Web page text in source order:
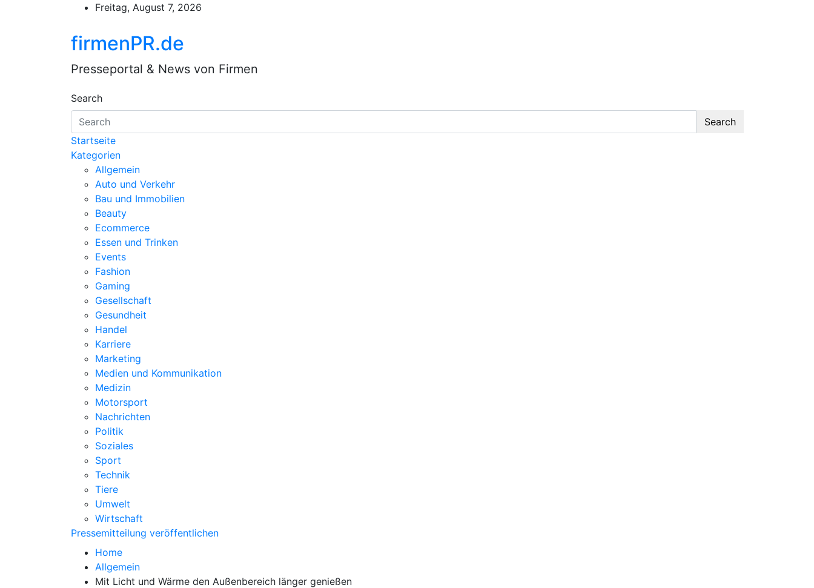
Freitag, August 7, 2026
firmenPR.de
Presseportal & News von Firmen
Search
Search
Startseite
Kategorien
Allgemein
Auto und Verkehr
Bau und Immobilien
Beauty
Ecommerce
Essen und Trinken
Events
Fashion
Gaming
Gesellschaft
Gesundheit
Handel
Karriere
Marketing
Medien und Kommunikation
Medizin
Motorsport
Nachrichten
Politik
Soziales
Sport
Technik
Tiere
Umwelt
Wirtschaft
Pressemitteilung veröffentlichen
Home
Allgemein
Mit Licht und Wärme den Außenbereich länger genießen